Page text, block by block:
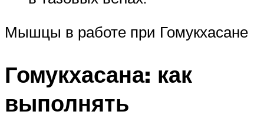
Мышцы в работе при Гомукхасане
Гомукхасана: как
выполнять